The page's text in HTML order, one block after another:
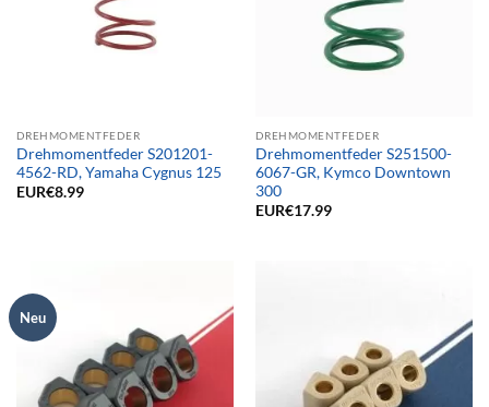
DREHMOMENTFEDER
Drehmomentfeder S201201-
4562-RD, Yamaha Cygnus 125
EUR€8.99
DREHMOMENTFEDER
Drehmomentfeder S251500-
6067-GR, Kymco Downtown
300
EUR€17.99
Neu